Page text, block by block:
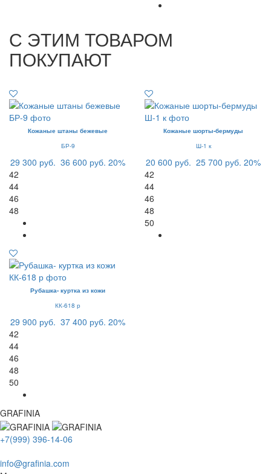
С ЭТИМ ТОВАРОМ
ПОКУПАЮТ
Кожаные штаны бежевые
БР-9
29 300 руб. 36 600 руб. 20%
42
44
46
48
Кожаные шорты-бермуды
Ш-1 к
20 600 руб. 25 700 руб. 20%
42
44
46
48
50
Рубашка- куртка из кожи
КК-618 р
29 900 руб. 37 400 руб. 20%
42
44
46
48
50
GRAFINIA
+7(999) 396-14-06
info@grafinia.com